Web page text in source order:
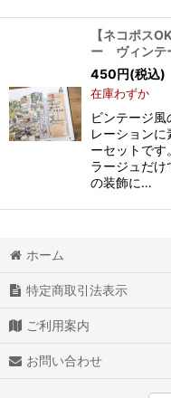
【ネコポス
ー ヴィンテ
450円(税込)
在庫わずか
ビンテージ
レーション
ーセットです
ラージュだけ
の装飾に…
ホーム
特定商取引法表示
ご利用案内
お問い合わせ